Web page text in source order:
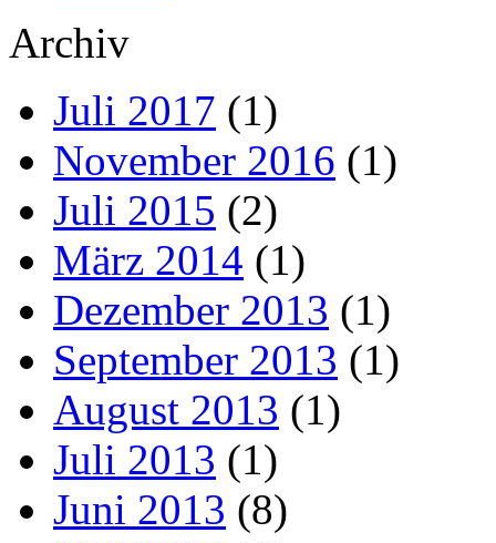
Archiv
Juli 2017 (1)
November 2016 (1)
Juli 2015 (2)
März 2014 (1)
Dezember 2013 (1)
September 2013 (1)
August 2013 (1)
Juli 2013 (1)
Juni 2013 (8)